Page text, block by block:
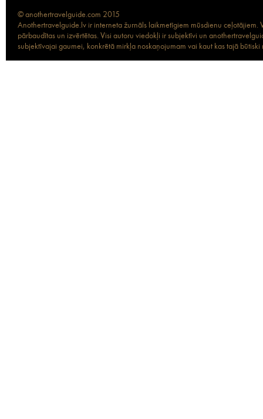
© anothertravelguide.com 2015
Anothertravelguide.lv ir interneta žurnāls laikmetīgiem mūsdienu
pārbaudītas un izvērtētas. Visi autoru viedokļi ir subjektīvi un
subjektīvajai gaumei, konkrētā mirkļa noskaņojumam vai kaut kas tajā